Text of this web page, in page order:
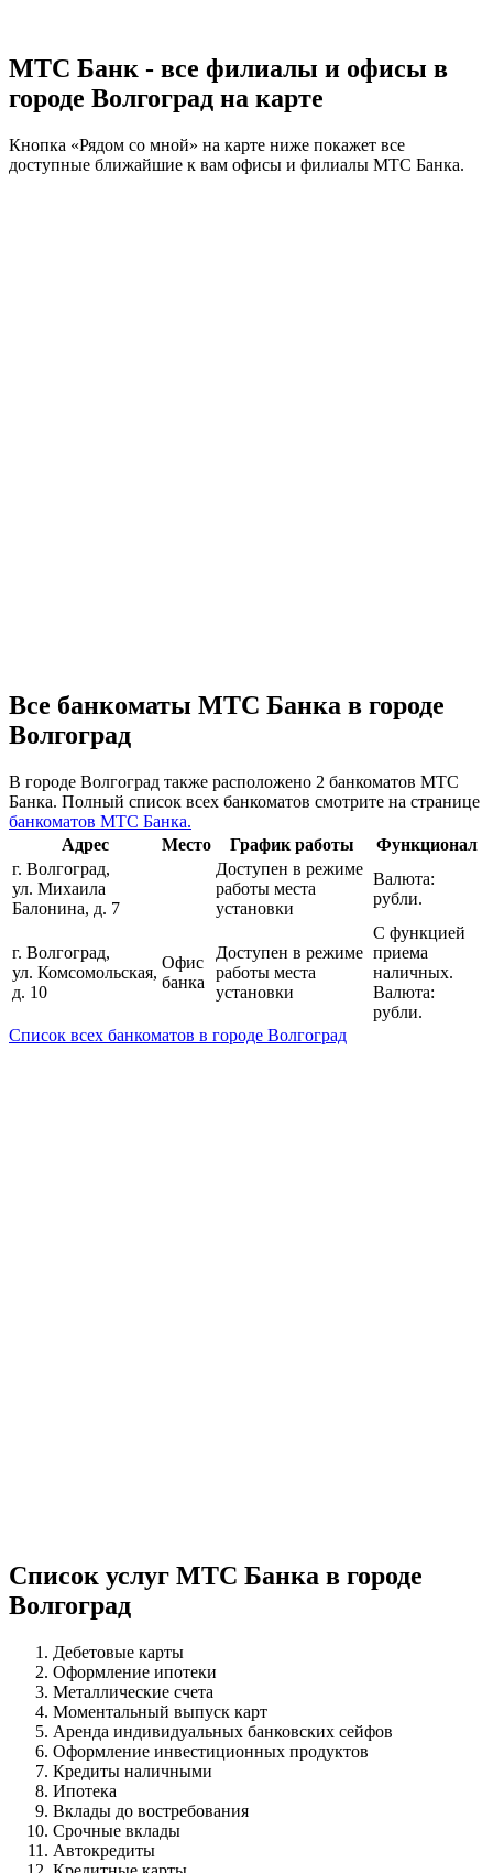
МТС Банк - все филиалы и офисы в
городе Волгоград на карте
Кнопка «Рядом со мной» на карте ниже покажет все
доступные ближайшие к вам офисы и филиалы МТС Банка.
Все банкоматы МТС Банка в городе
Волгоград
В городе Волгоград также расположено 2 банкоматов МТС
Банка. Полный список всех банкоматов смотрите на странице
банкоматов МТС Банка.
Адрес
Место График работы
Функционал
г. Волгоград,
ул. Михаила
Балонина, д. 7
Доступен в режиме
работы места
установки
Валюта:
рубли.
г. Волгоград,
ул. Комсомольская,
д. 10
Офис
банка
Доступен в режиме
работы места
установки
С функцией
приема
наличных.
Валюта:
рубли.
Список всех банкоматов в городе Волгоград
Список услуг МТС Банка в городе
Волгоград
Дебетовые карты
Оформление ипотеки
Металлические счета
Моментальный выпуск карт
Аренда индивидуальных банковских сейфов
Оформление инвестиционных продуктов
Кредиты наличными
Ипотека
Вклады до востребования
Срочные вклады
Автокредиты